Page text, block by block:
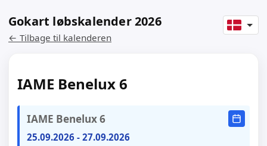
Gokart løbskalender 2026
← Tilbage til kalenderen
IAME Benelux 6
IAME Benelux 6
25.09.2026 - 27.09.2026